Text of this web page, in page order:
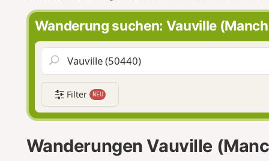
o
Wanderung suchen: Vauville
Filter NEU
Wanderungen Vauville